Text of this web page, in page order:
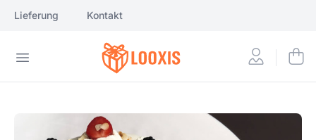
Lieferung Kontakt